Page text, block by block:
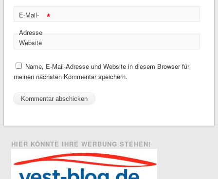
E-Mail-
Adresse
*
Website
Name, E-Mail-Adresse und Website in diesem Browser für
meinen nächsten Kommentar speichern.
HIER KÖNNTE IHRE WERBUNG STEHEN!